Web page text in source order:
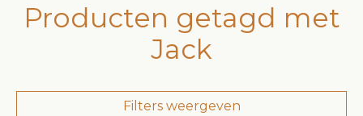
Producten getagd met
Jack
Filters weergeven